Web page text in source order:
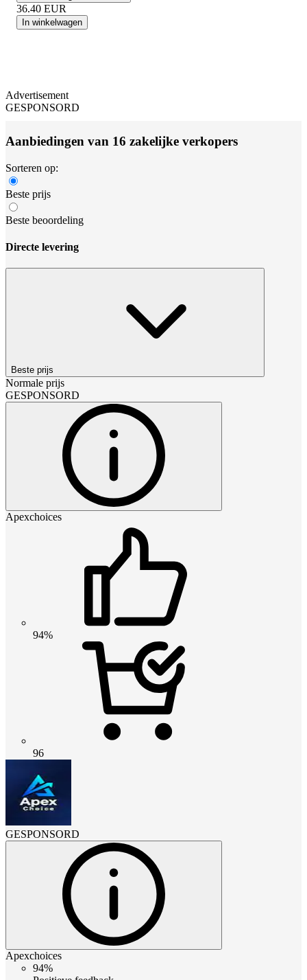
36.40 EUR
In winkelwagen
Advertisement
GESPONSORD
Aanbiedingen van 16 zakelijke verkopers
Sorteren op:
Beste prijs
Beste beoordeling
Directe levering
Beste prijs
Normale prijs
GESPONSORD
Apexchoices
94%
96
GESPONSORD
Apexchoices
94%